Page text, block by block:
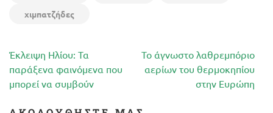
χιμπατζήδες
Πλοήγηση
άρθρων
Έκλειψη Ηλίου: Τα
παράξενα φαινόμενα που
μπορεί να συμβούν
Το άγνωστο λαθρεμπόριο
αερίων του θερμοκηπίου
στην Ευρώπη